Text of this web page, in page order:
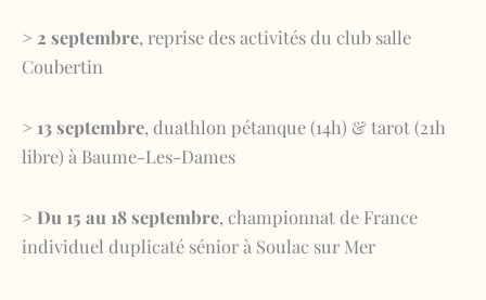
> 2 septembre, reprise des activités du club salle
Coubertin
> 13 septembre, duathlon pétanque (14h) & tarot (21h
libre) à Baume-Les-Dames
> Du 15 au 18 septembre, championnat de France
individuel duplicaté sénior à Soulac sur Mer